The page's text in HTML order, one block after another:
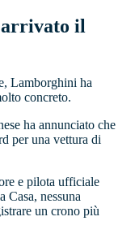
arrivato il
Lamborghini ha
concreto.
ha annunciato che
per una vettura di
e pilota ufficiale
Casa, nessuna
un crono più